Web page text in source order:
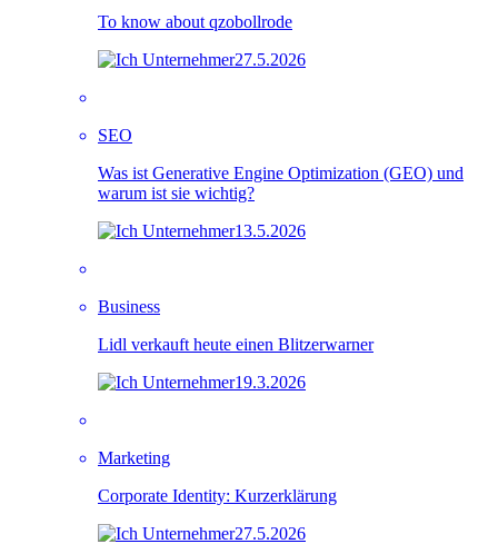
To know about qzobollrode
27.5.2026
SEO
Was ist Generative Engine Optimization (GEO) und
warum ist sie wichtig?
13.5.2026
Business
Lidl verkauft heute einen Blitzerwarner
19.3.2026
Marketing
Corporate Identity: Kurzerklärung
27.5.2026